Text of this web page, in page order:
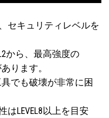
セキュリティレベルを
から、最高強度の
ります。
具でも破壊が非常に困
LEVEL8以上を目安